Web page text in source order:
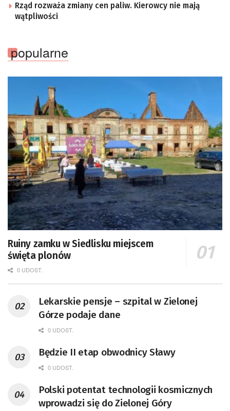
Rząd rozważa zmiany cen paliw. Kierowcy nie mają
wątpliwości
popularne
Ruiny zamku w Siedlisku miejscem
święta plonów
0 UDOST.
Lekarskie pensje – szpital w Zielonej
Górze podaje dane
0 UDOST.
Będzie II etap obwodnicy Sławy
0 UDOST.
Polski potentat technologii kosmicznych
wprowadzi się do Zielonej Góry